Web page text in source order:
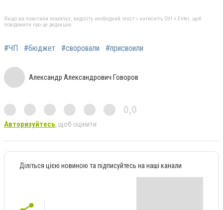
Якщо ви помітили помилку, виділіть необхідний текст і натисніть Ctrl + Enter, щоб
повідомити про це редакцію
#ЧП #бюджет #своровали #присвоили
Александр Александрович Говоров
0,0
Авторизуйтесь, щоб оцінити
Діліться цією новиною та підписуйтесь на наші канали